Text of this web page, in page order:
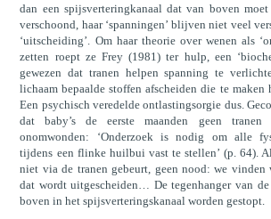
dan een spijsverteringkanaal dat van boven
verschoond, haar ‘spanningen’ blijven niet veel
‘uitscheiding’. Om haar theorie over wenen als
zetten roept ze Frey (1981) ter hulp, een
gewezen dat tranen helpen spanning te
lichaam bepaalde stoffen afscheiden die te maken
Een psychisch veredelde ontlastingsorgie dus.
dat baby’s de eerste maanden geen tranen
onomwonden: ‘Onderzoek is nodig om alle
tijdens een flinke huilbui vast te stellen’ (p. 64).
niet via de tranen gebeurt, geen nood: we vinden
dat wordt uitgescheiden… De tegenhanger van
boven in het spijsverteringskanaal worden gestopt.